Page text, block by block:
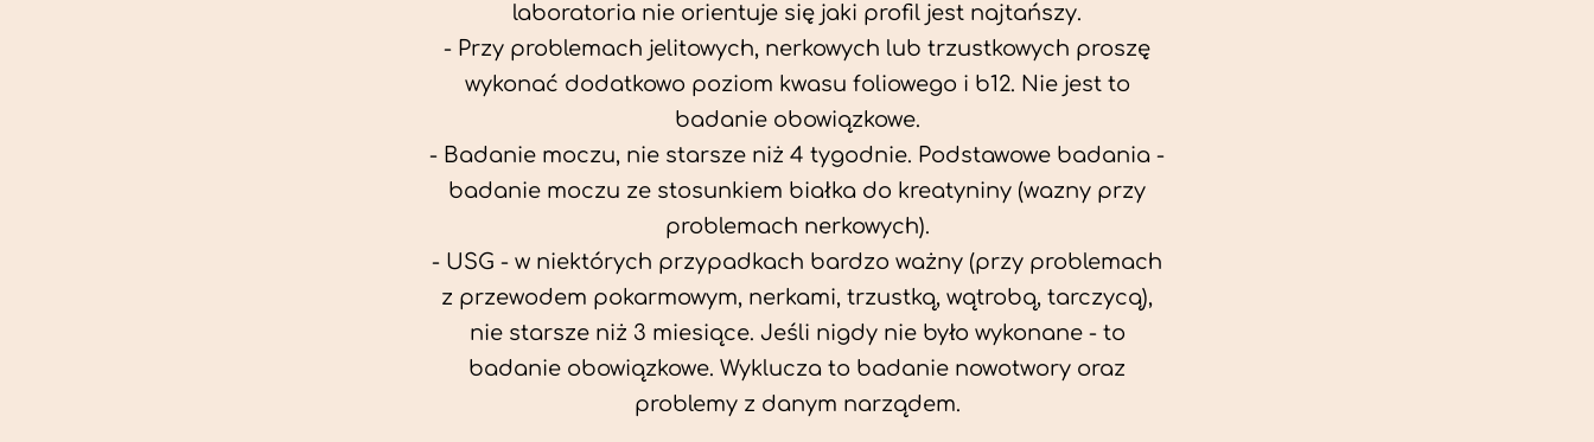
laboratoria nie orientuje się jaki profil jest najtańszy.
- Przy problemach jelitowych, nerkowych lub trzustkowych proszę
wykonać dodatkowo poziom kwasu foliowego i b12. Nie jest to
badanie obowiązkowe.
- Badanie moczu, nie starsze niż 4 tygodnie. Podstawowe badania -
badanie moczu ze stosunkiem białka do kreatyniny (wazny przy
problemach nerkowych).
- USG - w niektórych przypadkach bardzo ważny (przy problemach
z przewodem pokarmowym, nerkami, trzustką, wątrobą, tarczycą),
nie starsze niż 3 miesiące. Jeśli nigdy nie było wykonane - to
badanie obowiązkowe. Wyklucza to badanie nowotwory oraz
problemy z danym narządem.